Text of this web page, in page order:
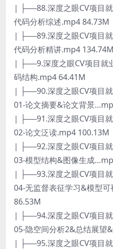
| ├──88.深度之眼CV项目
代码分析综述.mp4 84.73M
| ├──89.深度之眼CV项目
代码分析精讲.mp4 134.74M
| ├──9.深度之眼CV项目就
码结构.mp4 64.41M
| ├──90.深度之眼CV项目
01-论文摘要&论文背景
| ├──91.深度之眼CV项目
02-论文泛读.mp4 100.13M
| ├──92.深度之眼CV项目
03-模型结构&图像生成
| ├──93.深度之眼CV项目
04-无监督表征学习&模型
86.53M
| ├──94.深度之眼CV项目
05-隐空间分析2&总结展望
| ├──95.深度之眼CV项目